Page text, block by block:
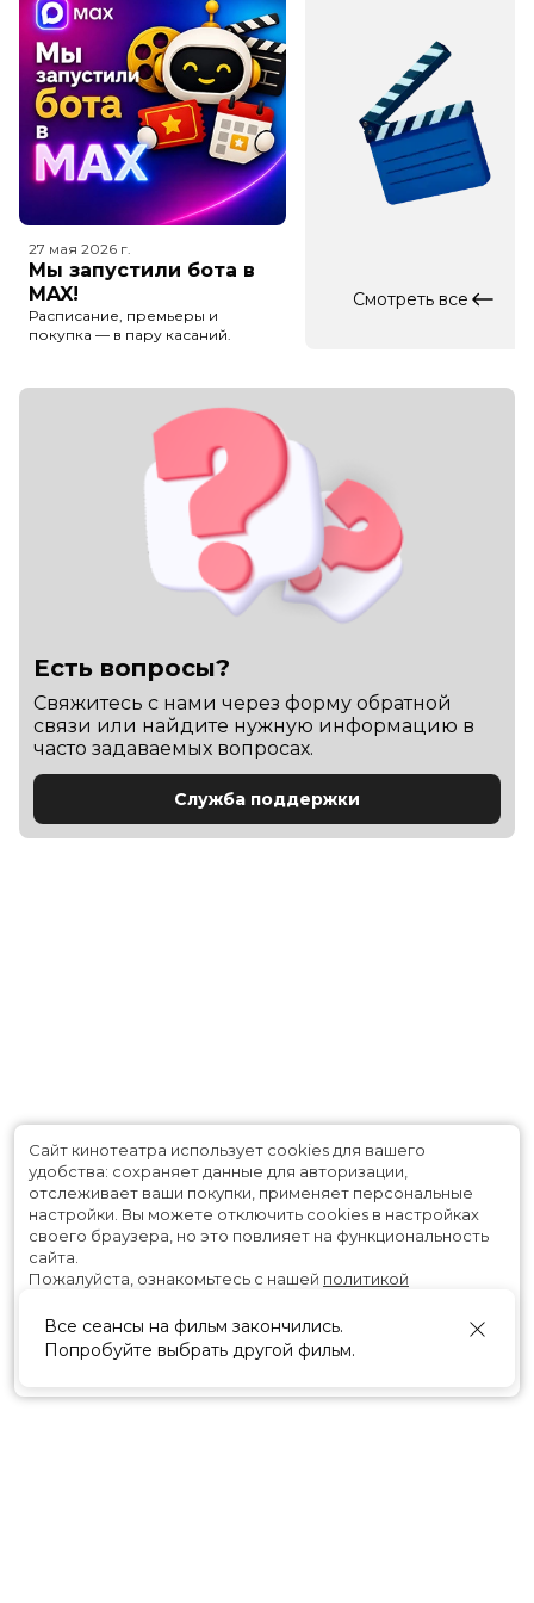
27 мая 2026 г.
Мы запустили бота в
MAX!
Расписание, премьеры и
покупка — в пару касаний.
Смотреть все
Есть вопросы?
Cвяжитесь с нами через форму обратной
связи или найдите нужную информацию в
часто задаваемых вопросах.
Служба поддержки
Все сеансы на фильм закончились.
Попробуйте выбрать другой фильм.
Сайт кинотеатра использует cookies для вашего
удобства: сохраняет данные для авторизации,
отслеживает ваши покупки, применяет персональные
настройки. Вы можете отключить cookies в настройках
своего браузера, но это повлияет на функциональность
сайта.
Пожалуйста, ознакомьтесь с нашей политикой
Принять